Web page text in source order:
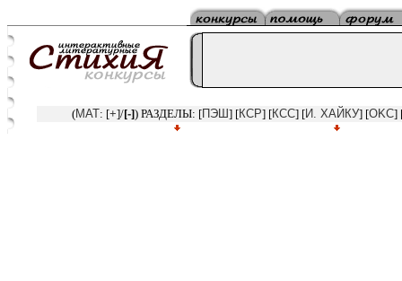
(MAT: [+]/[-]) РАЗДЕЛЫ: [ПЭШ] [КСР] [КСС] [И. ХАЙКУ] [OKC]